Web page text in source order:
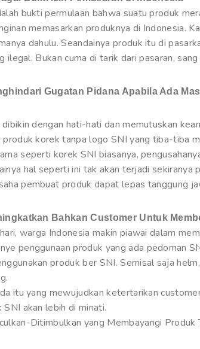
bukti permulaan bahwa suatu produk
memasarkan produknya di Indonesia.
dahulu. Seandainya produk itu di
ilegal. Bukan cuma di tarik dari pasaran,
Gugatan Pidana Apabila Ada
dengan hati-hati dan memutuskan
produk korek tanpa logo SNI yang tiba-tiba
seperti korek SNI biasanya,
hal seperti ini tak akan terjadi sekiranya
pembuat produk dapat lepas tanggung
Bahkan Customer Untuk
warga Indonesia makin piawai dalam
penggunaan produk yang ada pedoman
produk ber SNI. Semisal saja
itu yang mewujudkan ketertarikan
SNI akan lebih di minati.
Ditimbulkan yang Membayangi Produk